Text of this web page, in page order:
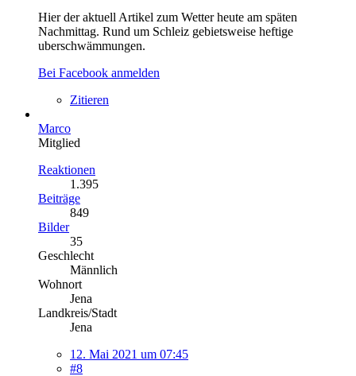
Hier der aktuell Artikel zum Wetter heute am späten
Nachmittag. Rund um Schleiz gebietsweise heftige
uberschwämmungen.
Bei Facebook anmelden
Zitieren
Marco
Mitglied
Reaktionen
1.395
Beiträge
849
Bilder
35
Geschlecht
Männlich
Wohnort
Jena
Landkreis/Stadt
Jena
12. Mai 2021 um 07:45
#8